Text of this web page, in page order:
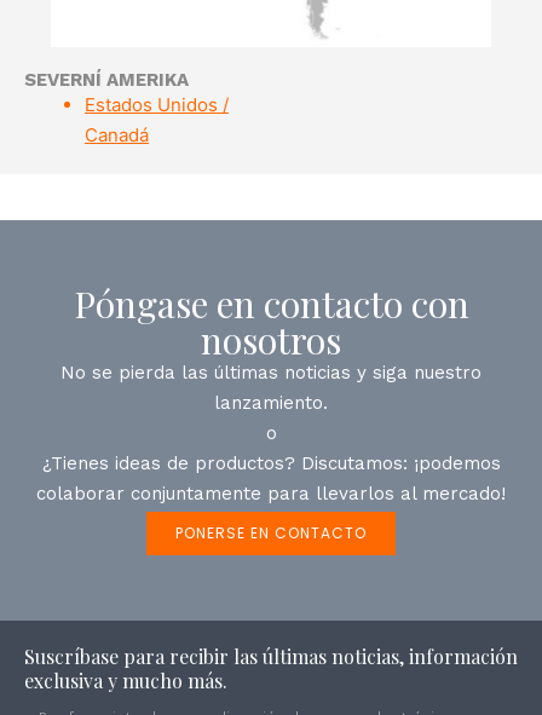
SEVERNÍ AMERIKA
Estados Unidos /
Canadá
Póngase en contacto con
nosotros
No se pierda las últimas noticias y siga nuestro
lanzamiento.
o
¿Tienes ideas de productos? Discutamos: ¡podemos
colaborar conjuntamente para llevarlos al mercado!
PONERSE EN CONTACTO
Suscríbase para recibir las últimas noticias, información
exclusiva y mucho más.